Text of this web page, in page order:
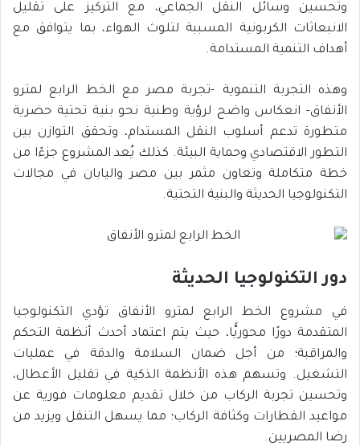
وتحسين وسائل النقل الجماعي، مع التركيز على تقليل
الانبعاثات الكربونية المسببة لتلوث الهواء، بما يتوافق مع
أهداف التنمية المستدامة.
وهذه التجربة التنموية -تجربة مصر مع الخط الرابع لمترو
الأنفاق- انعكاس واضح لرؤية وطنية نحو بنية تحتية حضرية
متطورة تدعم أسلوب النقل المستدام، وتحقق التوازن بين
التطور الاقتصادي وحماية البيئة. كذلك يُعد المشروع جزءًا من
خطة متكاملة وتعاون مثمر بين مصر واليابان في مجالات
التكنولوجيا الحديثة والبنية التحتية.
دور التكنولوجيا الحديثة
في مشروع الخط الرابع لمترو الأنفاق تؤدي التكنولوجيا
المتقدمة دورًا محوريًّا، حيث يتم اعتماد أحدث أنظمة التحكم
والمراقبة؛ من أجل ضمان السلامة والدقة في عمليات
التشغيل. وتسهم هذه الأنظمة الذكية في تقليل الأعطال،
وتحسين تجربة الركاب من خلال تقديم معلومات فورية عن
مواعيد القطارات وكثافة الركاب؛ مما يسهل التنقل ويزيد من
رضا المصريين.